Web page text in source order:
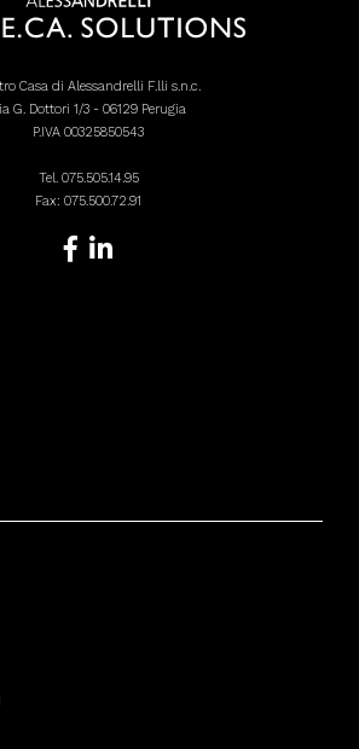
Casa di Alessandrelli F.lli s.n.c.
G. Dottori 1/3 - 06129 Perugia
P.IVA 00325850543
Tel. 075.505.14.95
Fax: 075.500.72.91